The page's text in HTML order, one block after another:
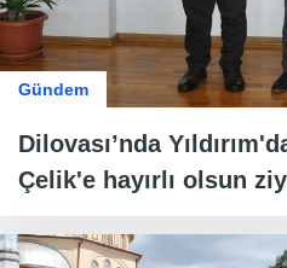
Gündem
Dilovası’nda
Çelik'e hayırlı olsun